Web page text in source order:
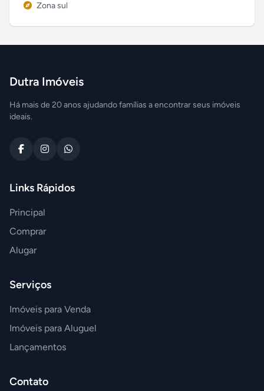
Zona sul
Dutra Imóveis
Há mais de 20 anos ajudando famílias a encontrar seus imóveis
ideais.
Links Rápidos
Principal
Comprar
Alugar
Serviços
Imóveis para Venda
Imóveis para Aluguel
Lançamentos
Contato